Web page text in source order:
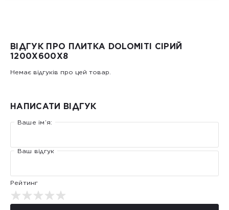
ВІДГУК ПРО ПЛИТКА DOLOMITI СІРИЙ
1200Х600Х8
Немає відгуків про цей товар.
НАПИСАТИ ВІДГУК
Ваше ім’я:
Ваш відгук
Рейтинг